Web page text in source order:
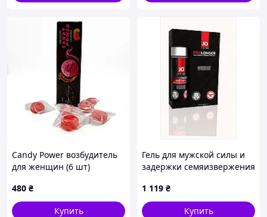
Candy Power возбудитель
для женщин (6 шт)
480 ₴
Купить
Гель для мужской силы и
задержки семяизвержения
1 119 ₴
Купить